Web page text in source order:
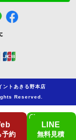
ントあきる野本店
Reserved.
予約
LINE
無料見積